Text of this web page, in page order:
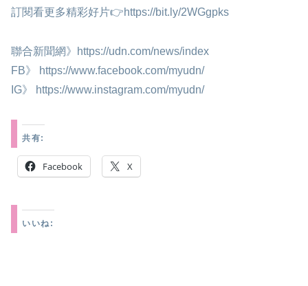
訂閱看更多精彩好片👉https://bit.ly/2WGgpks
聯合新聞網》https://udn.com/news/index
FB》 https://www.facebook.com/myudn/
IG》 https://www.instagram.com/myudn/
共有:
Facebook X
いいね: